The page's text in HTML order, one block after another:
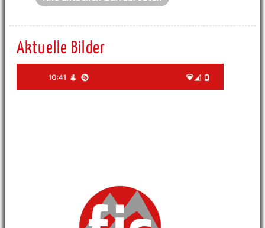
Aktuelle Bilder